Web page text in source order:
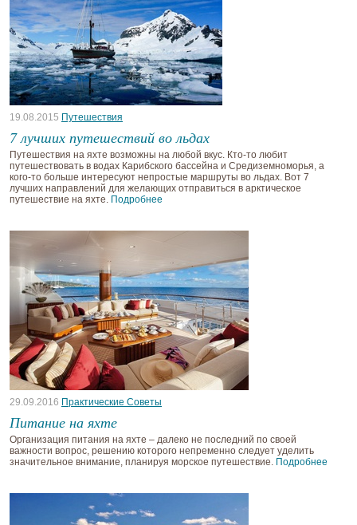
19.08.2015 Путешествия
7 лучших путешествий во льдах
Путешествия на яхте возможны на любой вкус. Кто-то любит
путешествовать в водах Карибского бассейна и Средиземноморья, а
кого-то больше интересуют непростые маршруты во льдах. Вот 7
лучших направлений для желающих отправиться в арктическое
путешествие на яхте. Подробнее
29.09.2016 Практические Советы
Питание на яхте
Организация питания на яхте – далеко не последний по своей
важности вопрос, решению которого непременно следует уделить
значительное внимание, планируя морское путешествие. Подробнее